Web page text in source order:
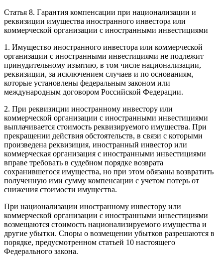
Статья 8. Гарантия компенсации при национализации и
реквизиции имущества иностранного инвестора или
коммерческой организации с иностранными инвестициями
1. Имущество иностранного инвестора или коммерческой
организации с иностранными инвестициями не подлежит
принудительному изъятию, в том числе национализации,
реквизиции, за исключением случаев и по основаниям,
которые установлены федеральным законом или
международным договором Российской Федерации.
2. При реквизиции иностранному инвестору или
коммерческой организации с иностранными инвестициями
выплачивается стоимость реквизируемого имущества. При
прекращении действия обстоятельств, в связи с которыми
произведена реквизиция, иностранный инвестор или
коммерческая организация с иностранными инвестициями
вправе требовать в судебном порядке возврата
сохранившегося имущества, но при этом обязаны возвратить
полученную ими сумму компенсации с учетом потерь от
снижения стоимости имущества.
При национализации иностранному инвестору или
коммерческой организации с иностранными инвестициями
возмещаются стоимость национализируемого имущества и
другие убытки. Споры о возмещении убытков разрешаются в
порядке, предусмотренном статьей 10 настоящего
Федерального закона.